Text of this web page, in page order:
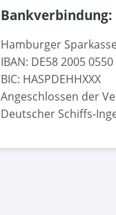
Bankverbindung:
Hamburger
IBAN: DE58 2005
BIC: HASPDEHHXXX
Angeschlossen der
Deutscher Schiffs-